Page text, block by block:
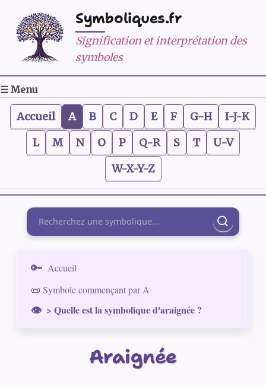
Symboliques.fr
Signification et interprétation des
symboles
☰ Menu
Accueil A B C D E F G-H
I-J-K
L
M N O P Q-R S T
U-V
W-X-Y-Z
Rechercher
Accueil
📜 Symbole commençant par A
> Quelle est la symbolique d'araignée ?
Araignée